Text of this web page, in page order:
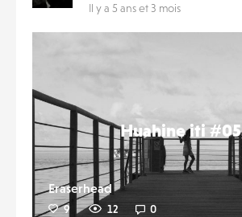
Il y a 5 ans et 3 mois
Huahine iti #05
Eraserhead
9 12 0